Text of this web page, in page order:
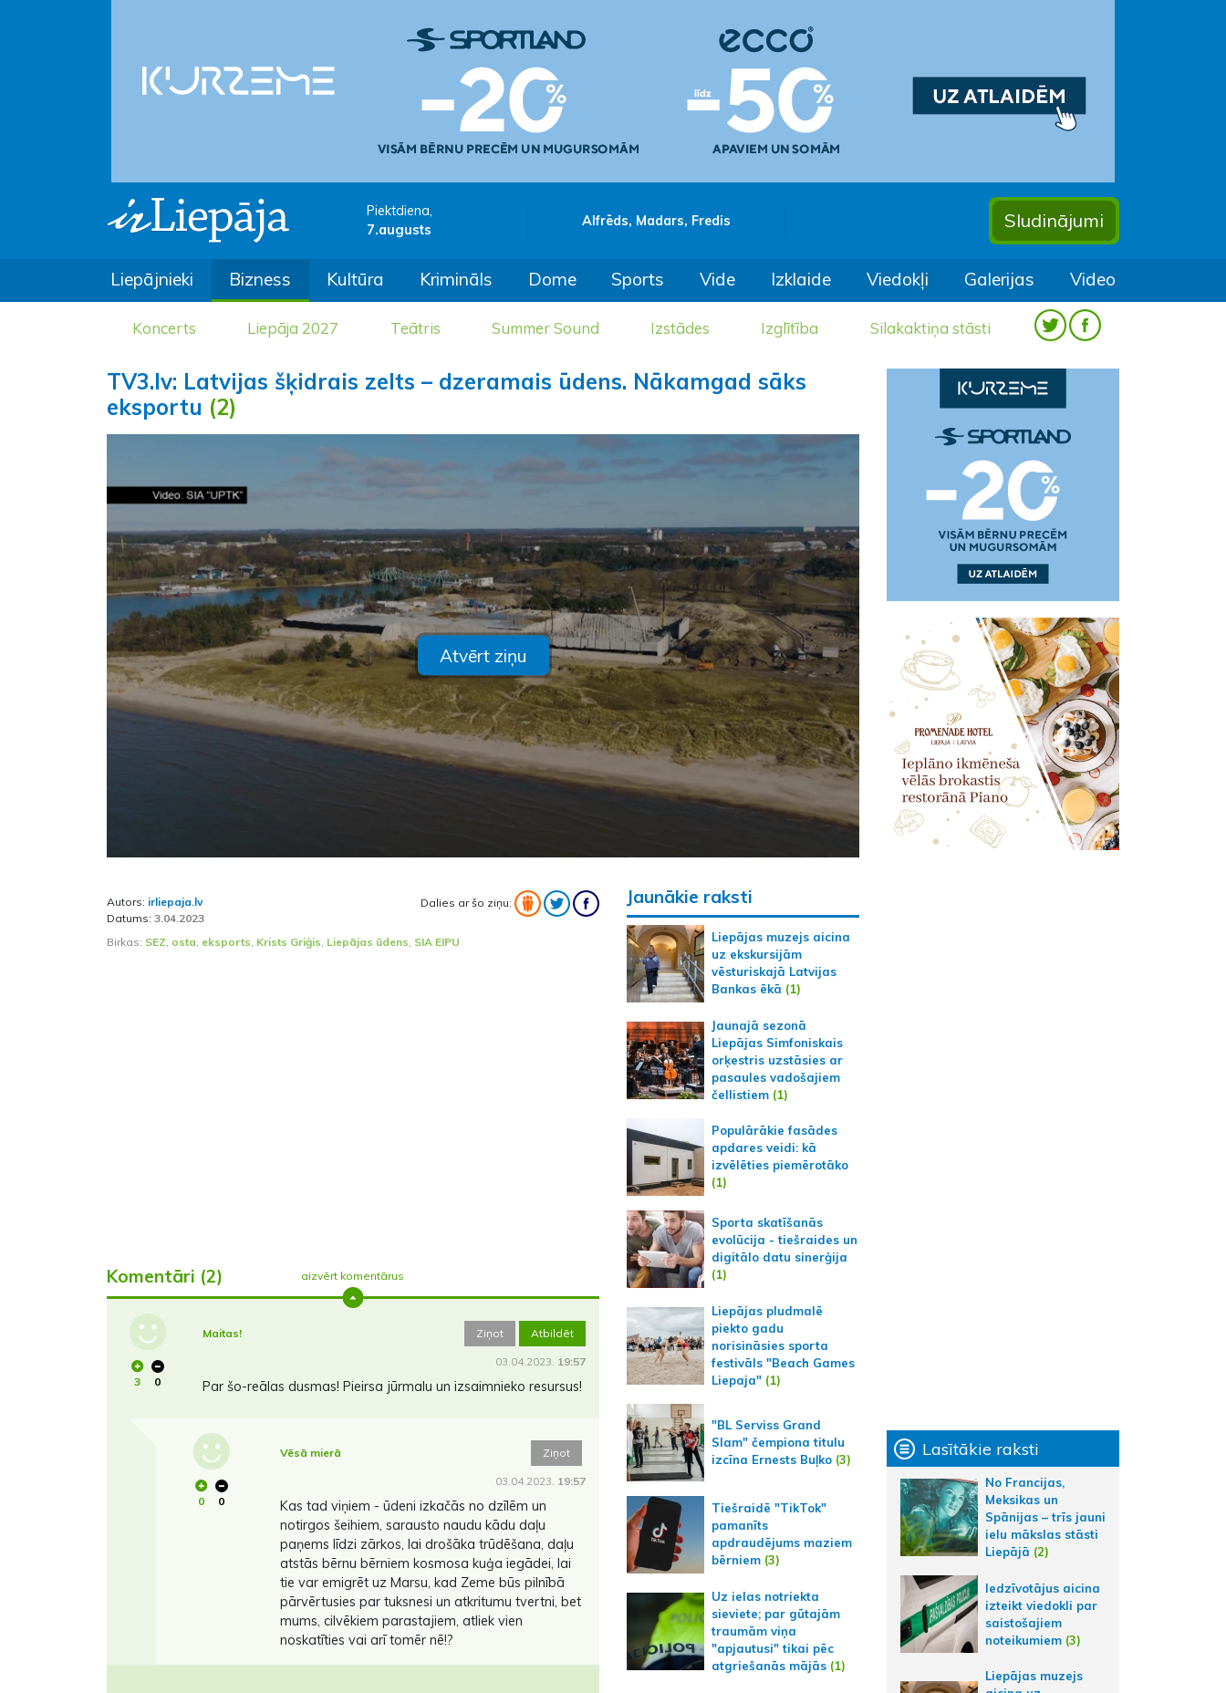
Piektdiena,
7.augusts
Alfrēds, Madars, Fredis Sludinājumi
Liepājnieki Bizness Kultūra Krimināls Dome Sports Vide Izklaide Viedokļi Galerijas Video
Koncerts Liepāja 2027 Teātris Summer Sound Izstādes Izglītība Silakaktiņa stāsti
TV3.lv: Latvijas šķidrais zelts – dzeramais ūdens. Nākamgad sāks
eksportu (2)
Atvērt ziņu
Autors: irliepaja.lv
Datums: 3.04.2023
Dalies ar šo ziņu:
Birkas: SEZ osta eksports Krists Griģis Liepājas ūdens SIA EIPU
Komentāri (2) aizvērt komentārus
3 0
Maitas! Ziņot Atbildēt
03.04.2023. 19:57
Par šo-reālas dusmas! Pieirsa jūrmalu un izsaimnieko resursus!
0 0
Vēsā mierā Ziņot
03.04.2023. 19:57
Kas tad viņiem - ūdeni izkačās no dzīlēm un
notirgos šeihiem, sarausto naudu kādu daļu
paņems līdzi zārkos, lai drošāka trūdēšana, daļu
atstās bērnu bērniem kosmosa kuģa iegādei, lai
tie var emigrēt uz Marsu, kad Zeme būs pilnībā
pārvērtusies par tuksnesi un atkritumu tvertni, bet
mums, cilvēkiem parastajiem, atliek vien
noskatīties vai arī tomēr nē!?
Jaunākie raksti
Liepājas muzejs aicina
uz ekskursijām
vēsturiskajā Latvijas
Bankas ēkā (1)
Jaunajā sezonā
Liepājas Simfoniskais
orķestris uzstāsies ar
pasaules vadošajiem
čellistiem(1)
Populārākie fasādes
apdares veidi: kā
izvēlēties piemērotāko
(1)
Sporta skatīšanās
evolūcija - tiešraides un
digitālo datu sinerģija
(1)
Liepājas pludmalē
piekto gadu
norisināsies sporta
festivāls "Beach Games
Liepaja"(1)
"BL Serviss Grand
Slam" čempiona titulu
izcīna Ernests Buļko(3)
Tiešraidē "TikTok"
pamanīts
apdraudējums maziem
bērniem(3)
Uz ielas notriekta
sieviete; par gūtajām
traumām viņa
"apjautusi" tikai pēc
atgriešanās mājās(1)
Lasītākie raksti
No Francijas,
Meksikas un
Spānijas – trīs jauni
ielu mākslas stāsti
Liepājā (2)
Iedzīvotājus aicina
izteikt viedokli par
saistošajiem
noteikumiem (3)
Liepājas muzejs